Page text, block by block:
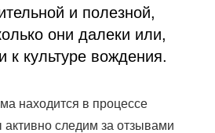
и полезной,
они далеки или,
к культуре вождения.
находится в процессе
активно следим за отзывами